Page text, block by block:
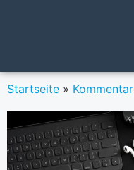
Startseite » Kommentar